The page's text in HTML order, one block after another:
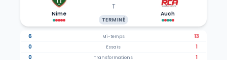
Nime
T
TERMINÉ
Auch
6 Mi-temps
13
0
Essais
1
0
Transformations
1